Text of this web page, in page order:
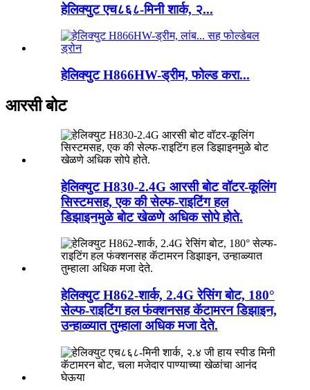
हेलिक्युट एच८६८-मिनी शार्क, २...
हेलिक्युट H866HW-ड्रीम, फोल्ड करा...
आरसी बोट
हेलिक्युट H830-2.4G आरसी बोट वॉटर-कूलिंग
सिस्टमसह, एक की सेल्फ-राइटिंग हल
डिझाइनमुळे बोट खेळणे अधिक सोपे होते.
हेलिक्युट H862-शार्क, 2.4G रेसिंग बोट, 180°
सेल्फ-राइटिंग हल फंक्शनसह कॅटामरन डिझाइन,
उन्हाळ्यात तुम्हाला अधिक मजा देते.